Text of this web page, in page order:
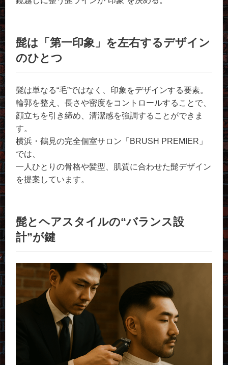
髭は「第一印象」を左右するデザイン
のひとつ
髭は単なる“毛”ではなく、印象をデザインする要素。
輪郭を整え、長さや密度をコントロールすることで、
顔立ちを引き締め、清潔感を強調することができま
す。
横浜・鶴見の完全個室サロン「BRUSH PREMIER」
では、
一人ひとりの骨格や髪型、肌質に合わせた髭デザイン
を提案しています。
髭とヘアスタイルの“バランス設
計”が鍵